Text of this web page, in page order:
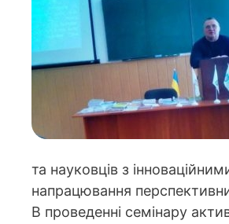
та науковців з
напрацювання
В проведенні семінару